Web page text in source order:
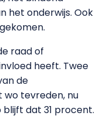
het onderwijs. Ook
raad of
heeft. Twee
de
wo tevreden, nu
dat 31 procent.